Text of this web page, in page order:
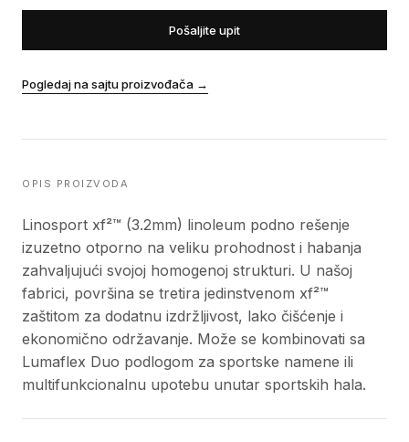
Pošaljite upit
Pogledaj na sajtu proizvođača →
OPIS PROIZVODA
Linosport xf²™ (3.2mm) linoleum podno rešenje
izuzetno otporno na veliku prohodnost i habanja
zahvaljujući svojoj homogenoj strukturi. U našoj
fabrici, površina se tretira jedinstvenom xf²™
zaštitom za dodatnu izdržljivost, lako čišćenje i
ekonomično održavanje. Može se kombinovati sa
Lumaflex Duo podlogom za sportske namene ili
multifunkcionalnu upotebu unutar sportskih hala.